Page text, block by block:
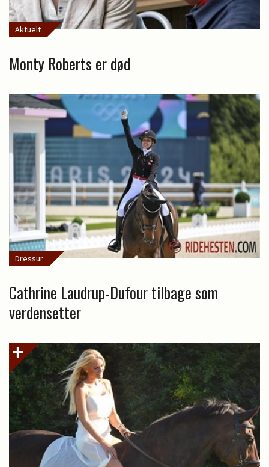
Aktuelt
Monty Roberts er død
Dressur
Cathrine Laudrup-Dufour tilbage som
verdensetter